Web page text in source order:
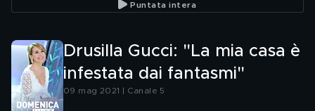
ripetute"
Puntata intera
Drusilla Gucci: "La mia casa è
infestata dai fantasmi"
09 mag 2021 | Canale 5